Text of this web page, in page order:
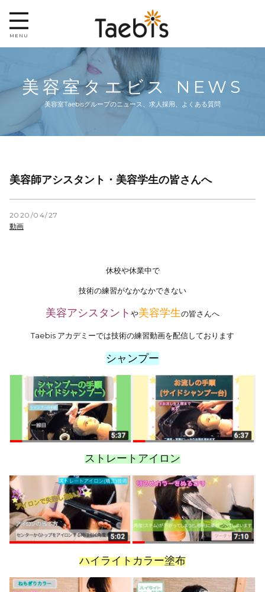
MENU
HOME
ABOUT US
美容室タエビス NEWS
美容室Taebisグループのニュース、求人採用、よくある質問
美容師アシスタント・美容学生の皆さんへ
2020/04/27
動画
休校や休業中で
技術の練習がなかなかできない
美容アシスタント や美容学生の皆さんへ
Taebis アカデミーでは技術の練習動画を配信しております
シャンプー
ストレートアイロン
ハイライトカラー塗布